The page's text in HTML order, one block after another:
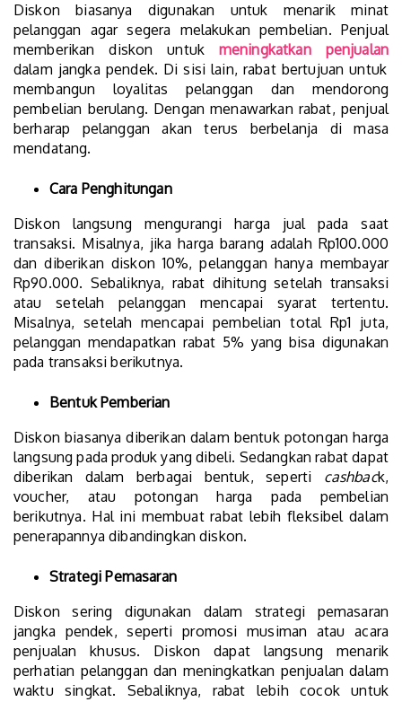
Diskon biasanya digunakan untuk menarik minat
pelanggan agar segera melakukan pembelian. Penjual
memberikan diskon untuk meningkatkan penjualan
dalam jangka pendek. Di sisi lain, rabat bertujuan untuk
membangun loyalitas pelanggan dan mendorong
pembelian berulang. Dengan menawarkan rabat, penjual
berharap pelanggan akan terus berbelanja di masa
mendatang.
Cara Penghitungan
Diskon langsung mengurangi harga jual pada saat
transaksi. Misalnya, jika harga barang adalah Rp100.000
dan diberikan diskon 10%, pelanggan hanya membayar
Rp90.000. Sebaliknya, rabat dihitung setelah transaksi
atau setelah pelanggan mencapai syarat tertentu.
Misalnya, setelah mencapai pembelian total Rp1 juta,
pelanggan mendapatkan rabat 5% yang bisa digunakan
pada transaksi berikutnya.
Bentuk Pemberian
Diskon biasanya diberikan dalam bentuk potongan harga
langsung pada produk yang dibeli. Sedangkan rabat dapat
diberikan dalam berbagai bentuk, seperti cashback,
voucher, atau potongan harga pada pembelian
berikutnya. Hal ini membuat rabat lebih fleksibel dalam
penerapannya dibandingkan diskon.
Strategi Pemasaran
Diskon sering digunakan dalam strategi pemasaran
jangka pendek, seperti promosi musiman atau acara
penjualan khusus. Diskon dapat langsung menarik
perhatian pelanggan dan meningkatkan penjualan dalam
waktu singkat. Sebaliknya, rabat lebih cocok untuk